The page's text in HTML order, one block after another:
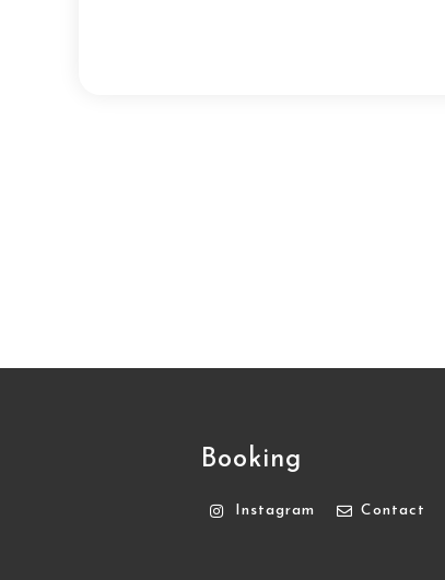
Booking
Instagram Contact